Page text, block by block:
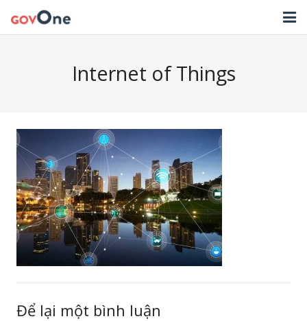
HỖ TRỢ
TẢI ỨNG DỤNG
LIÊN HỆ
NHẬT KÝ CẬP NHẬT PHẦN MỀM
Internet of Things
Để lại một bình luận